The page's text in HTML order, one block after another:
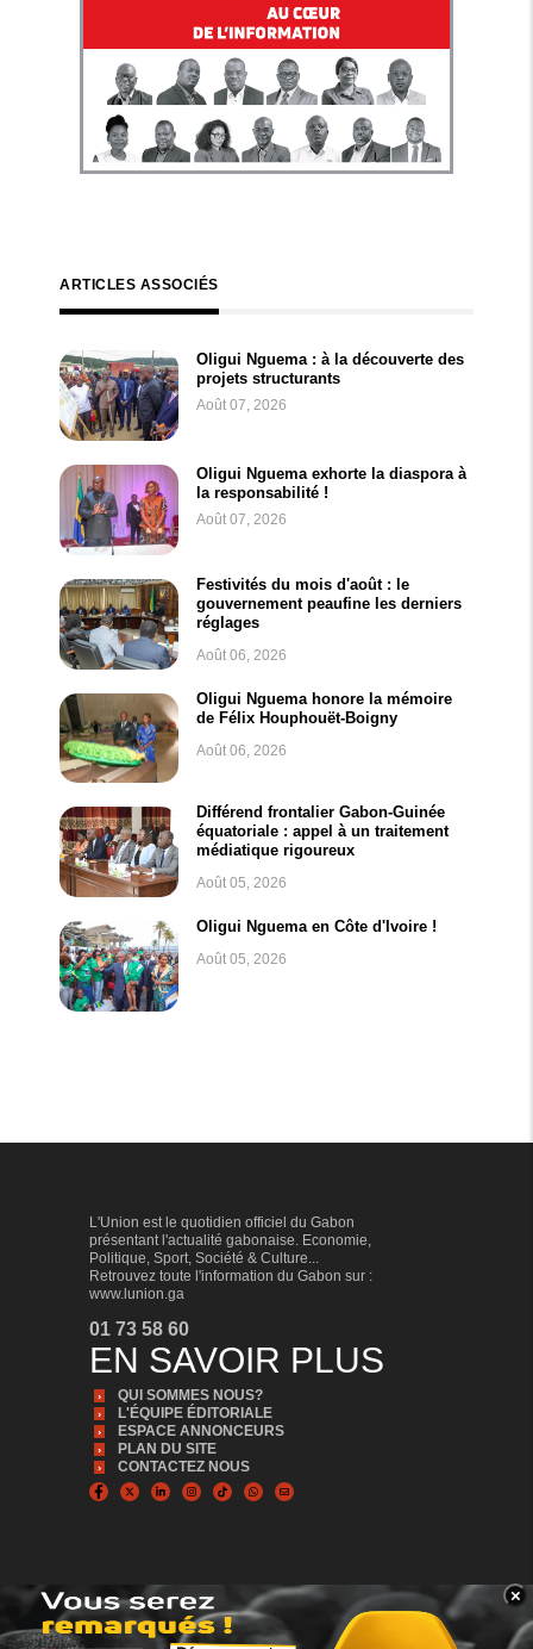
ARTICLES ASSOCIÉS
Oligui Nguema : à la découverte des
projets structurants
Août 07, 2026
Oligui Nguema exhorte la diaspora à
la responsabilité !
Août 07, 2026
Festivités du mois d'août : le
gouvernement peaufine les derniers
réglages
Août 06, 2026
Oligui Nguema honore la mémoire
de Félix Houphouët-Boigny
Août 06, 2026
Différend frontalier Gabon-Guinée
équatoriale : appel à un traitement
médiatique rigoureux
Août 05, 2026
Oligui Nguema en Côte d'Ivoire !
Août 05, 2026
BANNER_BAS
×
L'Union est le quotidien officiel du Gabon
présentant l'actualité gabonaise. Economie,
Politique, Sport, Société & Culture...
Retrouvez toute l'information du Gabon sur :
www.lunion.ga
01 73 58 60
EN SAVOIR PLUS
QUI SOMMES NOUS?
L'ÉQUIPE ÉDITORIALE
ESPACE ANNONCEURS
PLAN DU SITE
CONTACTEZ NOUS
© Copyright 2024, Tous droits réservés | L'Union est édité par la Sonapresse